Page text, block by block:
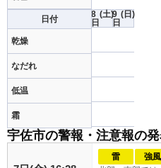
日付
乾燥
なだれ
低温
霜
8
日
(土)9
日
(日)
宇佐市の警報・注意報の
雷 強風